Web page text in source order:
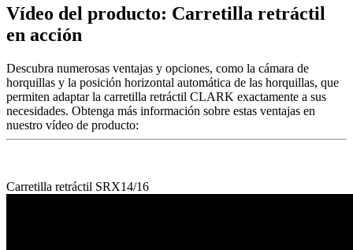
Vídeo del producto: Carretilla retráctil
en acción
Descubra numerosas ventajas y opciones, como la cámara de
horquillas y la posición horizontal automática de las horquillas, que
permiten adaptar la carretilla retráctil CLARK exactamente a sus
necesidades. Obtenga más información sobre estas ventajas en
nuestro vídeo de producto:
Carretilla retráctil SRX14/16